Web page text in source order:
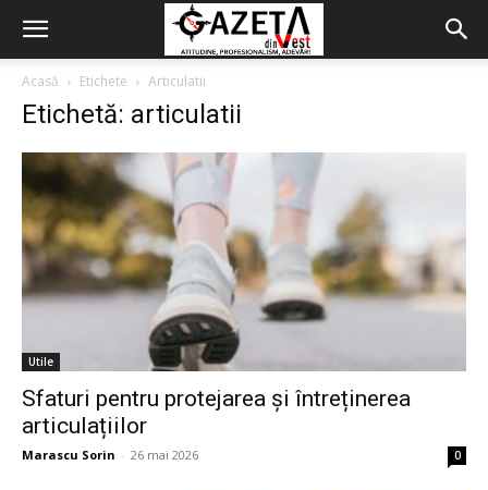
Acasă Etichete Articulatii
Etichetă: articulatii
Utile
Sfaturi pentru protejarea și întreținerea
articulațiilor
Marascu Sorin - 26 mai 2026 0